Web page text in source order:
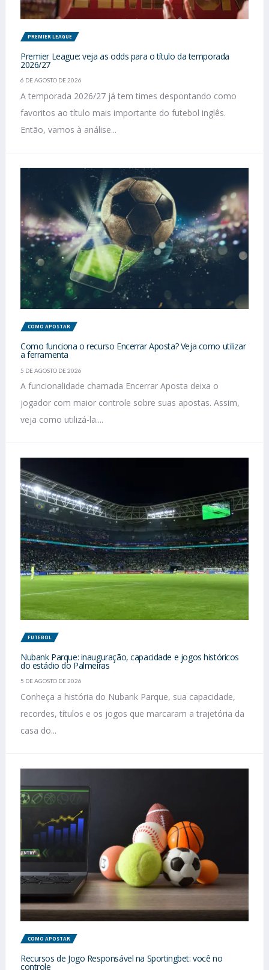
PREMIER LEAGUE
Premier League: veja as odds para o título da temporada
2026/27
6 DE AGOSTO DE 2026
A temporada 2026/27 já tem times despontando como
favoritos ao título mais importante do futebol inglês.
Então, vamos à análise...
COMO APOSTAR
Como funciona o recurso Encerrar Aposta? Veja como utilizar
a ferramenta
5 DE AGOSTO DE 2026
A funcionalidade chamada Encerrar Aposta deixa o
jogador com maior controle sobre suas apostas. Assim,
veja como utilizá-la....
FUTEBOL
Nubank Parque: inauguração, capacidade e jogos históricos
do estádio do Palmeiras
5 DE AGOSTO DE 2026
Conheça a história do Nubank Parque, sua capacidade,
recordes, títulos e os jogos que marcaram a trajetória da
casa do...
COMO APOSTAR
Recursos de Jogo Responsável na Sportingbet: você no
controle